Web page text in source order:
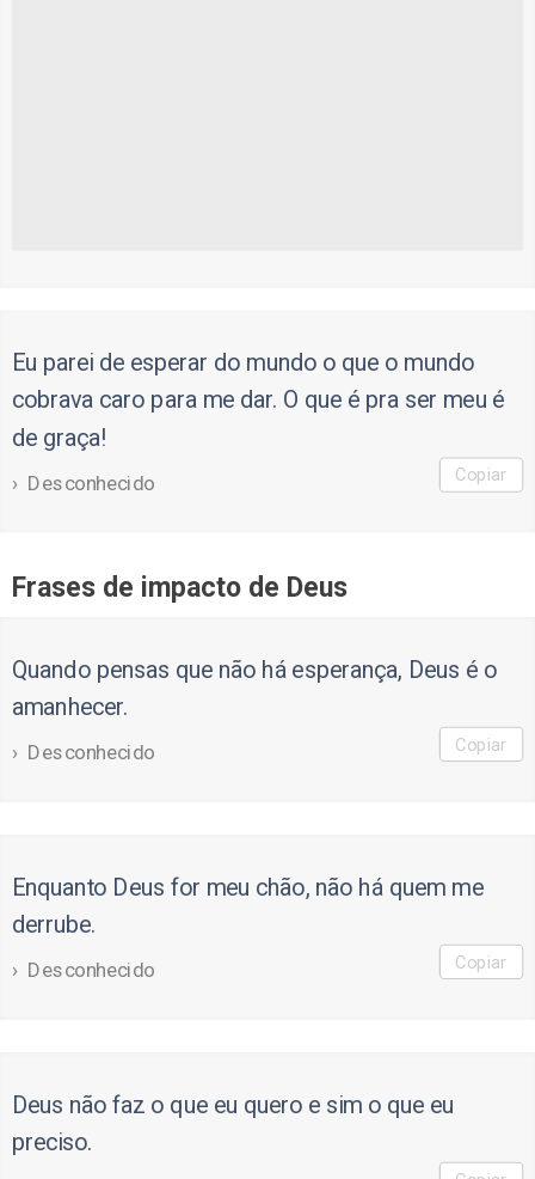
Eu parei de esperar do mundo o que o mundo
cobrava caro para me dar. O que é pra ser meu é
de graça!
Desconhecido Copiar
Frases de impacto de Deus
Quando pensas que não há esperança, Deus é o
amanhecer.
Desconhecido Copiar
Enquanto Deus for meu chão, não há quem me
derrube.
Desconhecido Copiar
Deus não faz o que eu quero e sim o que eu
preciso.